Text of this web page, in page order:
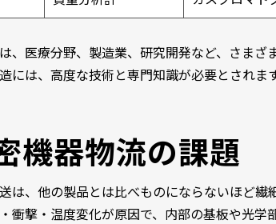
、医療分野、製造業、研究開発など、さまざ
には、高度な技術と専門知識が必要とされます
機器物流の課題
は、他の製品とは比べものにならないほど繊
衝撃・温度変化が原因で、内部の基板や光学